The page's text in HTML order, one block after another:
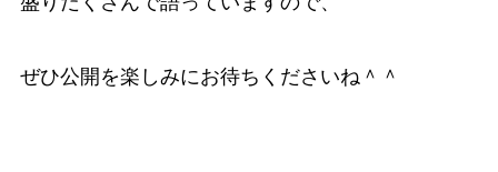
ぜひ公開を楽しみにお待ちくださいね＾＾